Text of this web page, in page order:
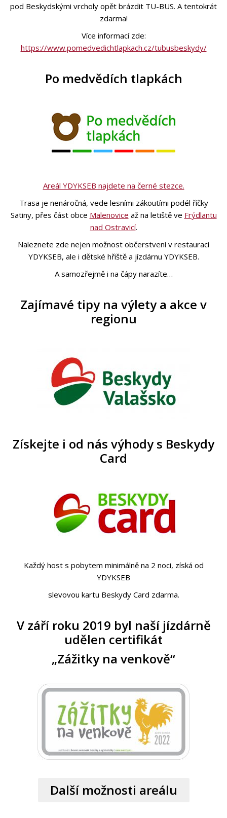
pod Beskydskými vrcholy opět brázdit TU-BUS. A tentokrát
zdarma!
Více informací zde:
https://www.pomedvedichtlapkach.cz/tubusbeskydy/
Po medvědích tlapkách
Areál YDYKSEB najdete na černé stezce.
Trasa je nenáročná, vede lesními zákoutími podél říčky
Satiny, přes část obce Malenovice až na letiště ve Frýdlantu
nad Ostravicí.
Naleznete zde nejen možnost občerstvení v restauraci
YDYKSEB, ale i dětské hřiště a jízdárnu YDYKSEB.
A samozřejmě i na čápy narazíte…
Zajímavé tipy na výlety a akce v
regionu
Získejte i od nás výhody s Beskydy
Card
Každý host s pobytem minimálně na 2 noci, získá od
YDYKSEB
slevovou kartu Beskydy Card zdarma.
V září roku 2019 byl naší jízdárně
udělen certifikát
„Zážitky na venkově“
Další možnosti areálu